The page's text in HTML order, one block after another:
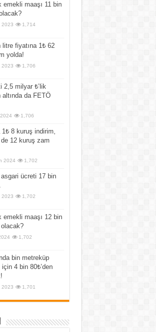
emekli maaşı 11 bin
2023 1,714
litre fiyatına 1₺ 62
yolda!
2023 1,706
2,5 milyar ₺’lik
altında da FETÖ
1,706
1₺ 8 kuruş indirim,
12 kuruş zam
2024 1,702
asgari ücreti 17 bin
2023 1,702
emekli maaşı 12 bin
1,702
bin metreküp
4 bin 80₺’den
2023 1,701